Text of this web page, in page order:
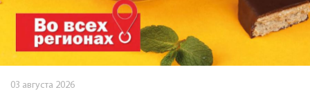
03 августа 2026